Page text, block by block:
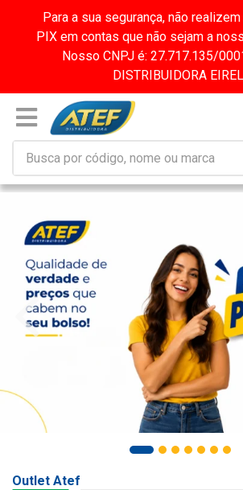
Para a sua segurança, não
PIX em contas que não sejam a
Nosso CNPJ é: 27.717.135/
DISTRIBUIDORA
Outlet Atef